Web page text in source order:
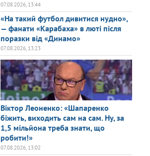
07.08.2026, 13:44
«На такий футбол дивитися нудно»,
— фанати «Карабаха» в люті після
поразки від «Динамо»
07.08.2026, 13:23
Віктор Леоненко: «Шапаренко
біжить, виходить сам на сам. Ну, за
1,5 мільйона треба знати, що
робити!»
07.08.2026, 13:02